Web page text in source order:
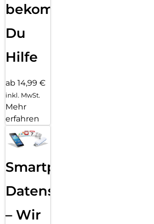
bekommst
Du
Hilfe
ab 14,99 €
inkl. MwSt.
Mehr
erfahren
Smartphone
Datensicherung
– Wir